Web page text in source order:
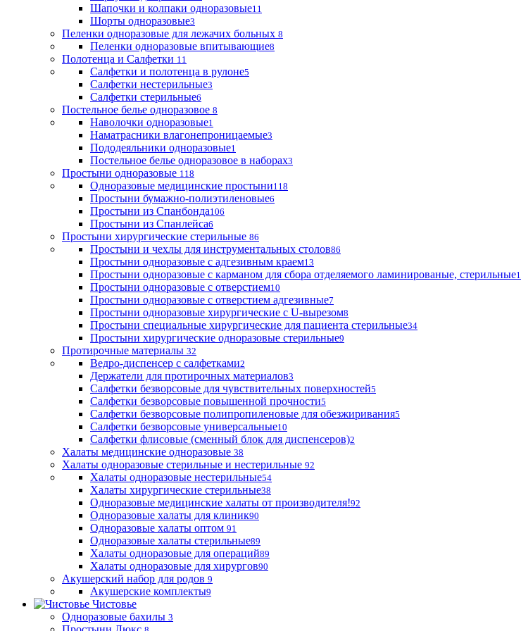
Шапочки и колпаки одноразовые11
Шорты одноразовые3
Пеленки одноразовые для лежачих больных 8
Пеленки одноразовые впитывающие8
Полотенца и Салфетки 11
Салфетки и полотенца в рулоне5
Салфетки нестерильные3
Салфетки стерильные6
Постельное белье одноразовое 8
Наволочки одноразовые1
Наматрасники влагонепроницаемые3
Пододеяльники одноразовые1
Постельное белье одноразовое в наборах3
Простыни одноразовые 118
Одноразовые медицинские простыни118
Простыни бумажно-полиэтиленовые6
Простыни из Спанбонда106
Простыни из Спанлейса6
Простыни хирургические стерильные 86
Простыни и чехлы для инструментальных столов86
Простыни одноразовые с адгезивным краем13
Простыни одноразовые с карманом для сбора отделяемого ламинированые, стерильные1
Простыни одноразовые с отверстием10
Простыни одноразовые с отверстием адгезивные7
Простыни одноразовые хирургические с U-вырезом8
Простыни специальные хирургические для пациента стерильные34
Простыни хирургические одноразовые стерильные9
Протирочные материалы 32
Ведро-диспенсер с салфетками2
Держатели для протирочных материалов3
Салфетки безворсовые для чувствительных поверхностей5
Салфетки безворсовые повышенной прочности5
Салфетки безворсовые полипропиленовые для обезжиривания5
Салфетки безворсовые универсальные10
Салфетки флисовые (сменный блок для диспенсеров)2
Халаты медицинские одноразовые 38
Халаты одноразовые стерильные и нестерильные 92
Халаты одноразовые нестерильные54
Халаты хирургические стерильные38
Одноразовые медицинские халаты от производителя!92
Одноразовые халаты для клиник90
Одноразовые халаты оптом 91
Одноразовые халаты стерильные89
Халаты одноразовые для операций89
Халаты одноразовые для хирургов90
Акушерский набор для родов 9
Акушерские комплекты9
Чистовье
Одноразовые бахилы 3